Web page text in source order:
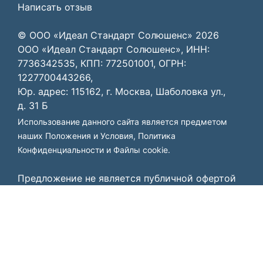
Написать отзыв
© ООО «Идеал Стандарт Солюшенс» 2026
ООО «Идеал Стандарт Солюшенс», ИНН:
7736342535, КПП: 772501001, ОГРН:
1227700443266,
Юр. адрес: 115162, г. Москва, Шаболовка ул.,
д. 31 Б
Использование данного сайта является предметом
наших Положения и Условия, Политика
Конфиденциальности и Файлы cookie.
Предложение не является публичной офертой